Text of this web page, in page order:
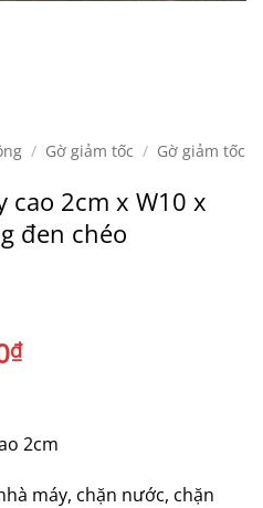
/ Gờ giảm tốc / Gờ giảm tốc
cao 2cm x W10 x
đen chéo
₫Giá
là:
119,000₫.
2cm
máy, chặn nước, chặn